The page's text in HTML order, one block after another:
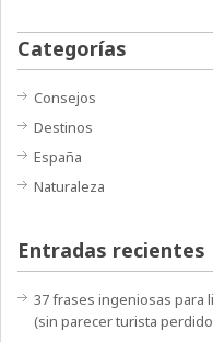
Categorías
Consejos
Destinos
España
Naturaleza
Entradas recientes
37 frases ingeniosas para
(sin parecer turista